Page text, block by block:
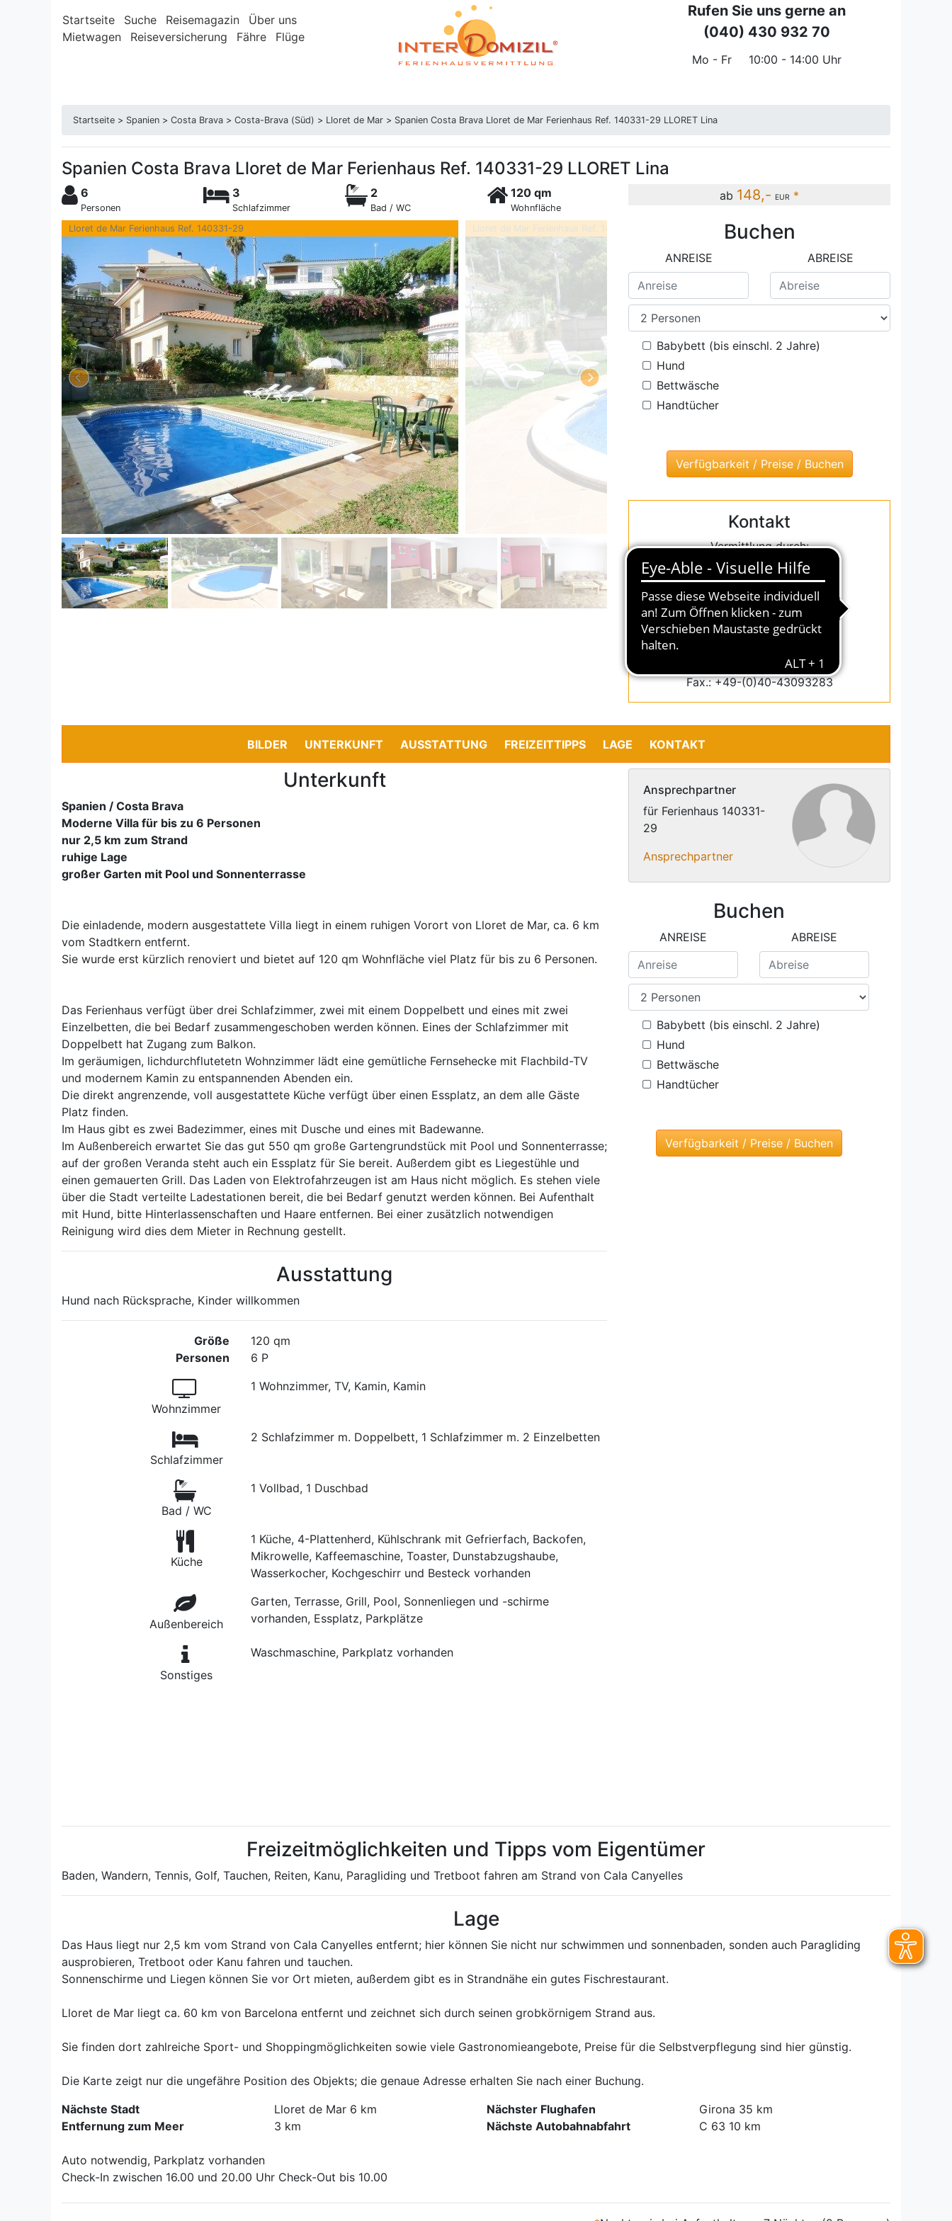
Startseite Suche Reisemagazin
Über uns
Mietwagen
Reiseversicherung Fähre Flüge
Rufen Sie uns gerne an
(040) 430 932 70
Mo - Fr 10:00 - 14:00 Uhr
Startseite > Spanien > Costa Brava > Costa-Brava (Süd) > Lloret de Mar > Spanien Costa Brava Lloret de Mar Ferienhaus Ref. 140331-29 LLORET Lina
Spanien Costa Brava Lloret de Mar Ferienhaus Ref. 140331-29 LLORET Lina
6
Personen
3
Schlafzimmer
2
Bad / WC
120 qm
Wohnfläche
ab 148,- EUR *
Lloret de Mar Ferienhaus Ref. 140331-29 Lloret de Mar Ferienhaus Ref. 140331-29 Buchen
ANREISE ABREISE
Babybett (bis einschl. 2 Jahre)
Hund
Bettwäsche
Handtücher
Kontakt
Vermittlung durch:
InterDomizil GmbH
Julius-Vosseler-Straße 100
D-22527 Hamburg
Tel.: +49-(0)40-43093270
Fax.: +49-(0)40-43093283
BILDER UNTERKUNFT AUSSTATTUNG FREIZEITTIPPS LAGE KONTAKT
Unterkunft
Spanien / Costa Brava
Moderne Villa für bis zu 6 Personen
nur 2,5 km zum Strand
ruhige Lage
großer Garten mit Pool und Sonnenterrasse
Die einladende, modern ausgestattete Villa liegt in einem ruhigen Vorort von Lloret de Mar, ca. 6 km
vom Stadtkern entfernt.
Sie wurde erst kürzlich renoviert und bietet auf 120 qm Wohnfläche viel Platz für bis zu 6 Personen.
Das Ferienhaus verfügt über drei Schlafzimmer, zwei mit einem Doppelbett und eines mit zwei
Einzelbetten, die bei Bedarf zusammengeschoben werden können. Eines der Schlafzimmer mit
Doppelbett hat Zugang zum Balkon.
Im geräumigen, lichdurchflutetetn Wohnzimmer lädt eine gemütliche Fernsehecke mit Flachbild-TV
und modernem Kamin zu entspannenden Abenden ein.
Die direkt angrenzende, voll ausgestattete Küche verfügt über einen Essplatz, an dem alle Gäste
Platz finden.
Im Haus gibt es zwei Badezimmer, eines mit Dusche und eines mit Badewanne.
Im Außenbereich erwartet Sie das gut 550 qm große Gartengrundstück mit Pool und Sonnenterrasse;
auf der großen Veranda steht auch ein Essplatz für Sie bereit. Außerdem gibt es Liegestühle und
einen gemauerten Grill. Das Laden von Elektrofahrzeugen ist am Haus nicht möglich. Es stehen viele
über die Stadt verteilte Ladestationen bereit, die bei Bedarf genutzt werden können. Bei Aufenthalt
mit Hund, bitte Hinterlassenschaften und Haare entfernen. Bei einer zusätzlich notwendigen
Reinigung wird dies dem Mieter in Rechnung gestellt.
Ausstattung
Hund nach Rücksprache, Kinder willkommen
Größe
Personen
120 qm
6 P
Wohnzimmer
1 Wohnzimmer, TV, Kamin, Kamin
Schlafzimmer
2 Schlafzimmer m. Doppelbett, 1 Schlafzimmer m. 2 Einzelbetten
Bad / WC
1 Vollbad, 1 Duschbad
Küche
1 Küche, 4-Plattenherd, Kühlschrank mit Gefrierfach, Backofen,
Mikrowelle, Kaffeemaschine, Toaster, Dunstabzugshaube,
Wasserkocher, Kochgeschirr und Besteck vorhanden
Außenbereich
Garten, Terrasse, Grill, Pool, Sonnenliegen und -schirme
vorhanden, Essplatz, Parkplätze
Sonstiges
Waschmaschine, Parkplatz vorhanden
Ansprechpartner
für Ferienhaus 140331-
29
Ansprechpartner
Buchen
ANREISE ABREISE
Babybett (bis einschl. 2 Jahre)
Hund
Bettwäsche
Handtücher
Freizeitmöglichkeiten und Tipps vom Eigentümer
Baden, Wandern, Tennis, Golf, Tauchen, Reiten, Kanu, Paragliding und Tretboot fahren am Strand von Cala Canyelles
Lage
Das Haus liegt nur 2,5 km vom Strand von Cala Canyelles entfernt; hier können Sie nicht nur schwimmen und sonnenbaden, sonden auch Paragliding
ausprobieren, Tretboot oder Kanu fahren und tauchen.
Sonnenschirme und Liegen können Sie vor Ort mieten, außerdem gibt es in Strandnähe ein gutes Fischrestaurant.
Lloret de Mar liegt ca. 60 km von Barcelona entfernt und zeichnet sich durch seinen grobkörnigem Strand aus.
Sie finden dort zahlreiche Sport- und Shoppingmöglichkeiten sowie viele Gastronomieangebote, Preise für die Selbstverpflegung sind hier günstig.
Die Karte zeigt nur die ungefähre Position des Objekts; die genaue Adresse erhalten Sie nach einer Buchung.
Nächste Stadt
Lloret de Mar 6 km
Entfernung zum Meer
3 km
Nächster Flughafen
Girona 35 km
Nächste Autobahnabfahrt
C 63 10 km
Auto notwendig, Parkplatz vorhanden
Check-In zwischen 16.00 und 20.00 Uhr Check-Out bis 10.00